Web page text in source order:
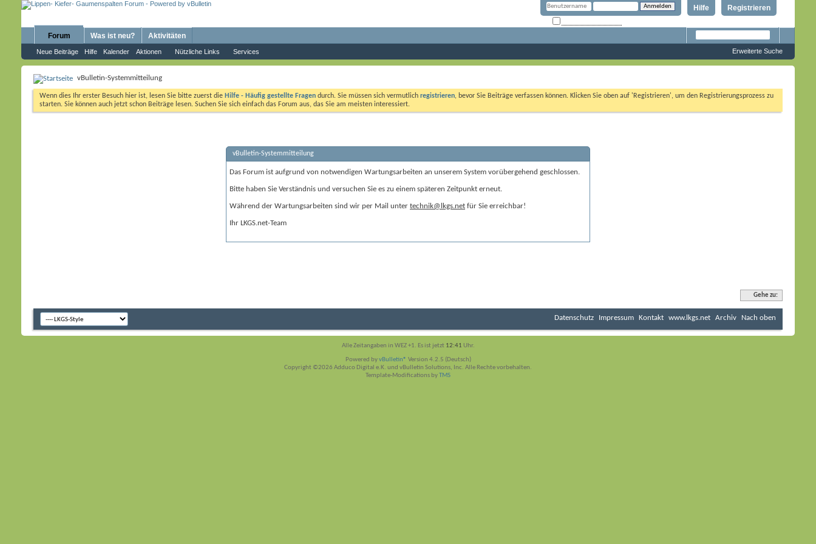
Registrieren
Hilfe
Forum
Neue Beiträge Hilfe Kalender Aktionen Nützliche Links Services
Was ist neu? Aktivitäten
Erweiterte Suche
vBulletin-Systemmitteilung
Wenn dies Ihr erster Besuch hier ist, lesen Sie bitte zuerst die Hilfe - Häufig gestellte Fragen durch. Sie müssen sich vermutlich registrieren, bevor Sie Beiträge verfassen können. Klicken Sie oben auf 'Registrieren', um den Registrierungsprozess zu
starten. Sie können auch jetzt schon Beiträge lesen. Suchen Sie sich einfach das Forum aus, das Sie am meisten interessiert.
vBulletin-Systemmitteilung
Das Forum ist aufgrund von notwendigen Wartungsarbeiten an unserem System vorübergehend geschlossen.
Bitte haben Sie Verständnis und versuchen Sie es zu einem späteren Zeitpunkt erneut.
Während der Wartungsarbeiten sind wir per Mail unter technik@lkgs.net für Sie erreichbar!
Ihr LKGS.net-Team
Gehe zu:
Datenschutz Impressum Kontakt www.lkgs.net Archiv Nach oben
Alle Zeitangaben in WEZ +1. Es ist jetzt 12:41 Uhr.
Powered byvBulletin® Version 4.2.5 (Deutsch)
Copyright ©2026 Adduco Digital e.K. und vBulletin Solutions, Inc. Alle Rechte vorbehalten.
Template-Modifications byTMS